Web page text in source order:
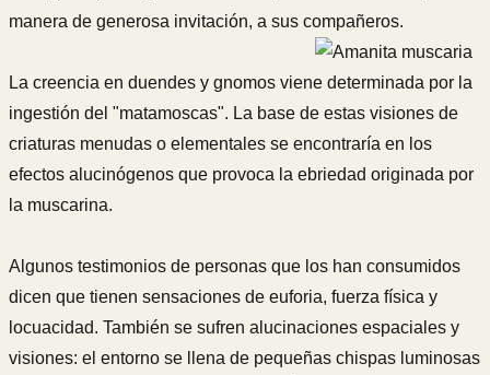
manera de generosa invitación, a sus compañeros.
La creencia en duendes y gnomos viene determinada por la
ingestión del "matamoscas". La base de estas visiones de
criaturas menudas o elementales se encontraría en los
efectos alucinógenos que provoca la ebriedad originada por
la muscarina.
Algunos testimonios de personas que los han consumidos
dicen que tienen sensaciones de euforia, fuerza física y
locuacidad. También se sufren alucinaciones espaciales y
visiones: el entorno se llena de pequeñas chispas luminosas